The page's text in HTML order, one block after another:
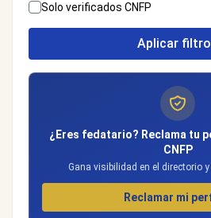
Solo verificados CNFP
Aplicar
¿Eres fedatario? Reclama tu
CNFP
Gana visibilidad en el directorio
Reclamar mi